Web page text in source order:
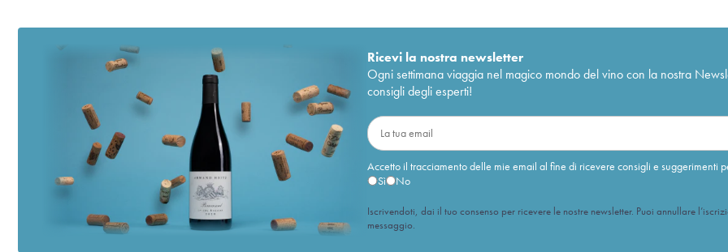
Ricevi la nostra newsletter
Ogni settimana viaggia nel magico mondo del vino con la nostra
consigli degli esperti!
Accetto il tracciamento delle mie email al fine di ricevere consigli e suggerimenti
Sì
No
Iscrivendoti, dai il tuo consenso per ricevere le nostre newsletter. Puoi annullare
messaggio.